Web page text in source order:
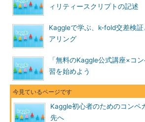
ィリティースクリプトの記述
Kaggleで学ぶ、k-fold交差検
アリング
「無料のKaggle公式講座×コ
習を始めよう
Kaggle初心者のためのコン
先へ